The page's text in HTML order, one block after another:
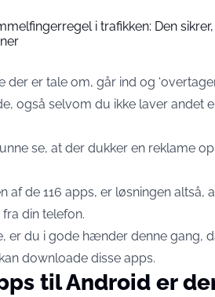
i trafikken: Den
der er tale om, går ind og
også selvom du ikke laver andet
se, at der dukker en reklame
af de 116 apps, er løsningen altså,
din telefon.
er du i gode hænder denne gang,
downloade disse apps.
til Android er